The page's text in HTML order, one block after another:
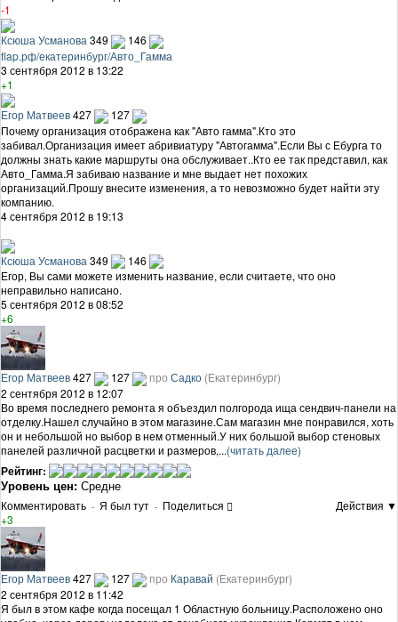
-1
Ксюша Усманова 349
146
flap.рф/екатеринбург/Авто_Гамма
3 сентября 2012 в 13:22
+1
Егор Матвеев427
127
Почему организация отображена как "Авто гамма".Кто это
забивал.Организация имеет абривиатуру "Автогамма".Если Вы с Ебурга то
должны знать какие маршруты она обслуживает..Кто ее так представил, как
Авто_Гамма.Я забиваю название и мне выдает нет похожих
организаций.Прошу внесите изменения, а то невозможно будет найти эту
компанию.
4 сентября 2012 в 19:13
Ксюша Усманова 349
146
Егор, Вы сами можете изменить название, если считаете, что оно
неправильно написано.
5 сентября 2012 в 08:52
+6
Егор Матвеев427 127 про Садко (Екатеринбург)
2 сентября 2012 в 12:07
Во время последнего ремонта я объездил полгорода ища сендвич-панели на
отделку.Нашел случайно в этом магазине.Сам магазин мне понравился, хоть
он и небольшой но выбор в нем отменный.У них большой выбор стеновых
панелей различной расцветки и размеров,...(читать далее)
Рейтинг:
Уровень цен: Средне
Комментировать · Я был тут · Поделиться
Действия ▼
+3
Егор Матвеев427 127 про Каравай (Екатеринбург)
2 сентября 2012 в 11:42
Я был в этом кафе когда посещал 1 Областную больницу.Расположено оно